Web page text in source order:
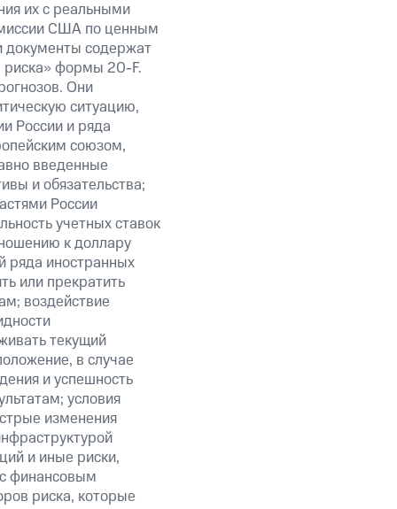
их с реальными
США по ценным
документы содержат
риска» формы 20-F.
Они
ситуацию,
России и ряда
союзом,
введенные
и обязательства;
России
учетных ставок
к доллару
ряда иностранных
или прекратить
воздействие
текущий
в случае
и успешность
условия
изменения
и иные риски,
финансовым
риска, которые